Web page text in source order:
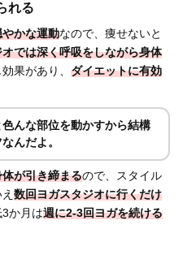
れる
かな運動なので、痩せないと
では深く呼吸をしながら身体
果があり、 ダイエットに有効
んな部位を動かすから結構
んだよ。
が引き締まるので、スタイル
数回ヨガスタジオに行くだけ
か月は週に2-3回ヨガを続ける